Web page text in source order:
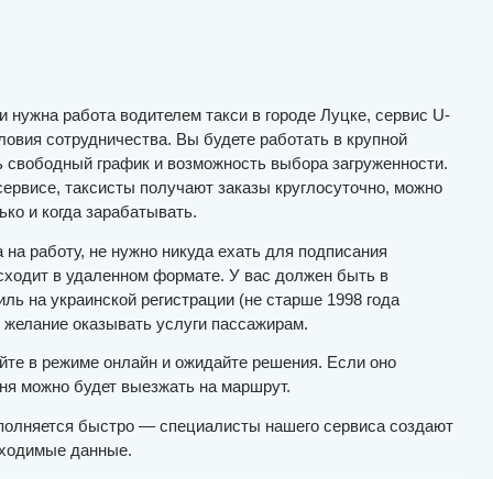
работа водителем такси в городе Луцке, сервис U-
сотрудничества. Вы будете работать в крупной
график и возможность выбора загруженности.
таксисты получают заказы круглосуточно, можно
и когда зарабатывать.
работу, не нужно никуда ехать для подписания
в удаленном формате. У вас должен быть в
на украинской регистрации (не старше 1998 года
оказывать услуги пассажирам.
в режиме онлайн и ожидайте решения. Если оно
можно будет выезжать на маршрут.
быстро — специалисты нашего сервиса создают
данные.